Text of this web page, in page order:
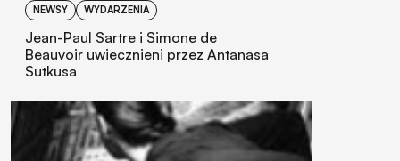
NEWSY WYDARZENIA
Jean-Paul Sartre i Simone de
Beauvoir uwiecznieni przez Antanasa
Sutkusa